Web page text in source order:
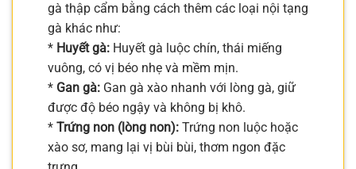
gà thập cẩm bằng cách thêm các loại nội tạng
gà khác như:
* Huyết gà: Huyết gà luộc chín, thái miếng
vuông, có vị béo nhẹ và mềm mịn.
* Gan gà: Gan gà xào nhanh với lòng gà, giữ
được độ béo ngậy và không bị khô.
* Trứng non (lòng non): Trứng non luộc hoặc
xào sơ, mang lại vị bùi bùi, thơm ngon đặc